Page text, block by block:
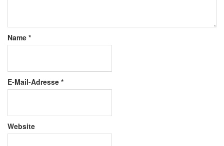
Name *
E-Mail-Adresse *
Website